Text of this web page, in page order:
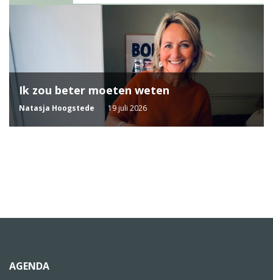
Ik zou beter moeten weten
Natasja Hoogstede 19 juli 2026
AGENDA